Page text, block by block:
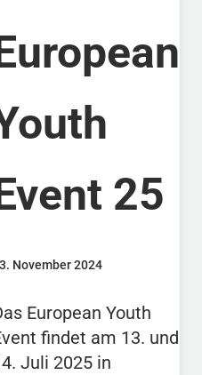
25
November 2024
European Youth
findet am 13. und
Juli 2025 in